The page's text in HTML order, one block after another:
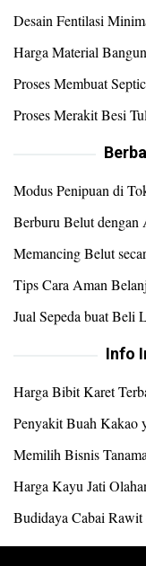
Desain Fentilasi
Harga Material
Proses Membuat
Proses Merakit Besi
Modus Penipuan di
Berburu Belut dengan
Memancing Belut
Tips Cara Aman
Jual Sepeda buat Beli
Info
Harga Bibit Karet
Penyakit Buah Kakao
Memilih Bisnis
Harga Kayu Jati
Budidaya Cabai Rawit